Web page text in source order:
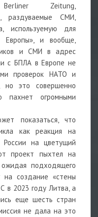
Zeitung,
раздуваемые СМИ,
используемую для
Европы», и вообще,
и СМИ в адрес
с БПЛА в Европе не
проверок НАТО и
но это совершенно
пахнет огромными
показаться, что
как реакция на
России на цветущий
проект пыхтел на
подходящего
на создание «стены
в 2023 году Литва, а
еще шесть стран
не дала на это